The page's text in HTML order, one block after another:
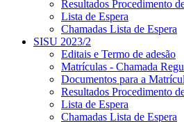
Resultados Procedimento
Lista de Espera
Chamadas Lista de Espera
SISU 2023/2
Editais e Termo de adesão
Matrículas - Chamada
Documentos para a
Resultados Procedimento
Lista de Espera
Chamadas Lista de Espera